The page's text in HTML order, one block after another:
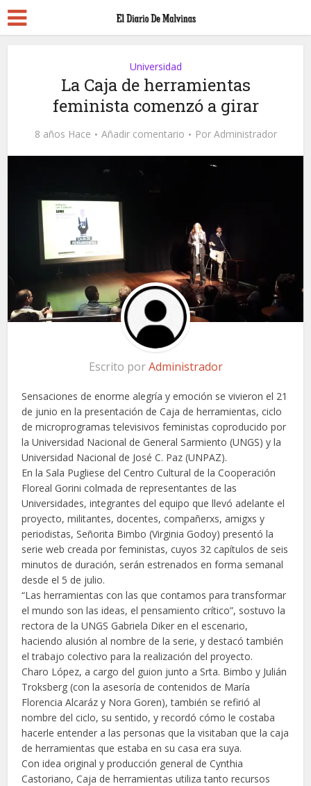
Universidad
La Caja de herramientas
feminista comenzó a girar
8 años Hace Añadir comentario Por Administrador
Escrito porAdministrador
Sensaciones de enorme alegría y emoción se vivieron el 21
de junio en la presentación de Caja de herramientas, ciclo
de microprogramas televisivos feministas coproducido por
la Universidad Nacional de General Sarmiento (UNGS) y la
Universidad Nacional de José C. Paz (UNPAZ).
En la Sala Pugliese del Centro Cultural de la Cooperación
Floreal Gorini colmada de representantes de las
Universidades, integrantes del equipo que llevó adelante el
proyecto, militantes, docentes, compañerxs, amigxs y
periodistas, Señorita Bimbo (Virginia Godoy) presentó la
serie web creada por feministas, cuyos 32 capítulos de seis
minutos de duración, serán estrenados en forma semanal
desde el 5 de julio.
“Las herramientas con las que contamos para transformar
el mundo son las ideas, el pensamiento crítico”, sostuvo la
rectora de la UNGS Gabriela Diker en el escenario,
haciendo alusión al nombre de la serie, y destacó también
el trabajo colectivo para la realización del proyecto.
Charo López, a cargo del guion junto a Srta. Bimbo y Julián
Troksberg (con la asesoría de contenidos de María
Florencia Alcaráz y Nora Goren), también se refirió al
nombre del ciclo, su sentido, y recordó cómo le costaba
hacerle entender a las personas que la visitaban que la caja
de herramientas que estaba en su casa era suya.
Con idea original y producción general de Cynthia
Castoriano, Caja de herramientas utiliza tanto recursos